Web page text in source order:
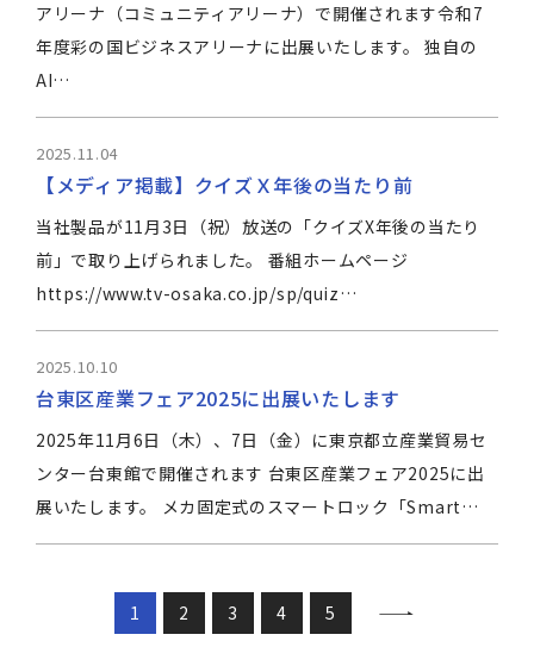
アリーナ（コミュニティアリーナ）で開催されます令和7
年度彩の国ビジネスアリーナに出展いたします。 独自の
AI…
2025.11.04
【メディア掲載】クイズＸ年後の当たり前
当社製品が11月3日（祝）放送の「クイズX年後の当たり
前」で取り上げられました。 番組ホームページ
https://www.tv-osaka.co.jp/sp/quiz…
2025.10.10
台東区産業フェア2025に出展いたします
2025年11月6日（木）、7日（金）に東京都立産業貿易セ
ンター台東館で開催されます 台東区産業フェア2025に出
展いたします。 メカ固定式のスマートロック「Smart…
1 2 3 4 5